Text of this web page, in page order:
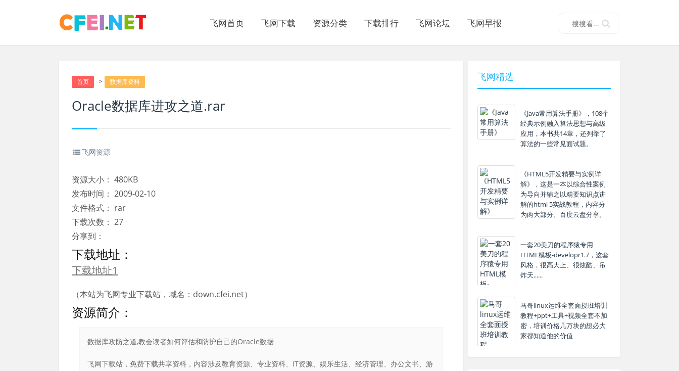
飞网首页 飞网下载 资源分类 下载排行 飞网论坛 飞网早报
首页 > 数据库资料
Oracle数据库进攻之道.rar
飞网资源
资源大小： 480KB
发布时间： 2009-02-10
文件格式： rar
下载次数： 27
分享到：
下载地址：
下载地址1
（本站为飞网专业下载站，域名：down.cfei.net）
资源简介：
数据库攻防之道,教会读者如何评估和防护自己的Oracle数据
飞网下载站，免费下载共享资料，内容涉及教育资源、专业资料、IT资源、娱乐生活、经济管理、办公文书、游
飞网精选
《Java常用算法手册》，108个
经典示例融入算法思想与高级
应用，本书共14章，还列举了
算法的一些常见面试题。
《HTML5开发精要与实例详
解》，这是一本以综合性案例
为导向并辅之以精要知识点讲
解的html 5实战教程，内容分
为两大部分。百度云盘分享。
一套20美刀的程序猿专用
HTML模板-developr1.7，这套
风格，很高大上、很炫酷、吊
炸天......
马哥linux运维全套面授班培训
教程+ppt+工具+视频全套不加
密，培训价格几万块的想必大
家都知道他的价值